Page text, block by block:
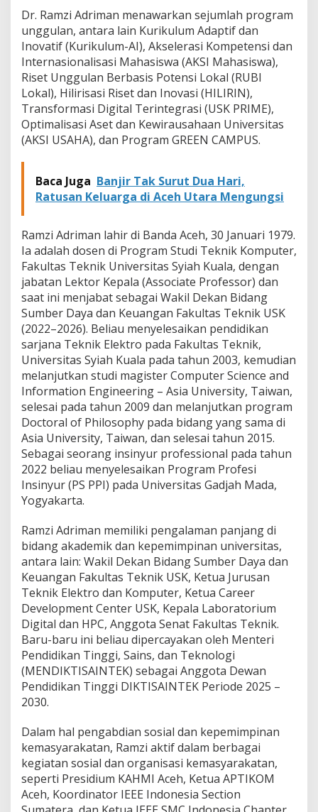
1
,
U
s
u
n
g
V
i
i
S
K
A
S
"
Dr. Ramzi Adriman menawarkan sejumlah program
unggulan, antara lain Kurikulum Adaptif dan
Inovatif (Kurikulum-AI), Akselerasi Kompetensi dan
Internasionalisasi Mahasiswa (AKSI Mahasiswa),
Riset Unggulan Berbasis Potensi Lokal (RUBI
Lokal), Hilirisasi Riset dan Inovasi (HILIRIN),
Transformasi Digital Terintegrasi (USK PRIME),
Optimalisasi Aset dan Kewirausahaan Universitas
(AKSI USAHA), dan Program GREEN CAMPUS.
Baca Juga Banjir Tak Surut Dua Hari,
Ratusan Keluarga di Aceh Utara Mengungsi
Ramzi Adriman lahir di Banda Aceh, 30 Januari 1979.
Ia adalah dosen di Program Studi Teknik Komputer,
Fakultas Teknik Universitas Syiah Kuala, dengan
jabatan Lektor Kepala (Associate Professor) dan
saat ini menjabat sebagai Wakil Dekan Bidang
Sumber Daya dan Keuangan Fakultas Teknik USK
(2022–2026). Beliau menyelesaikan pendidikan
sarjana Teknik Elektro pada Fakultas Teknik,
Universitas Syiah Kuala pada tahun 2003, kemudian
melanjutkan studi magister Computer Science and
Information Engineering – Asia University, Taiwan,
selesai pada tahun 2009 dan melanjutkan program
Doctoral of Philosophy pada bidang yang sama di
Asia University, Taiwan, dan selesai tahun 2015.
Sebagai seorang insinyur professional pada tahun
2022 beliau menyelesaikan Program Profesi
Insinyur (PS PPI) pada Universitas Gadjah Mada,
Yogyakarta.
Ramzi Adriman memiliki pengalaman panjang di
bidang akademik dan kepemimpinan universitas,
antara lain: Wakil Dekan Bidang Sumber Daya dan
Keuangan Fakultas Teknik USK, Ketua Jurusan
Teknik Elektro dan Komputer, Ketua Career
Development Center USK, Kepala Laboratorium
Digital dan HPC, Anggota Senat Fakultas Teknik.
Baru-baru ini beliau dipercayakan oleh Menteri
Pendidikan Tinggi, Sains, dan Teknologi
(MENDIKTISAINTEK) sebagai Anggota Dewan
Pendidikan Tinggi DIKTISAINTEK Periode 2025 –
2030.
Dalam hal pengabdian sosial dan kepemimpinan
kemasyarakatan, Ramzi aktif dalam berbagai
kegiatan sosial dan organisasi kemasyarakatan,
seperti Presidium KAHMI Aceh, Ketua APTIKOM
Aceh, Koordinator IEEE Indonesia Section